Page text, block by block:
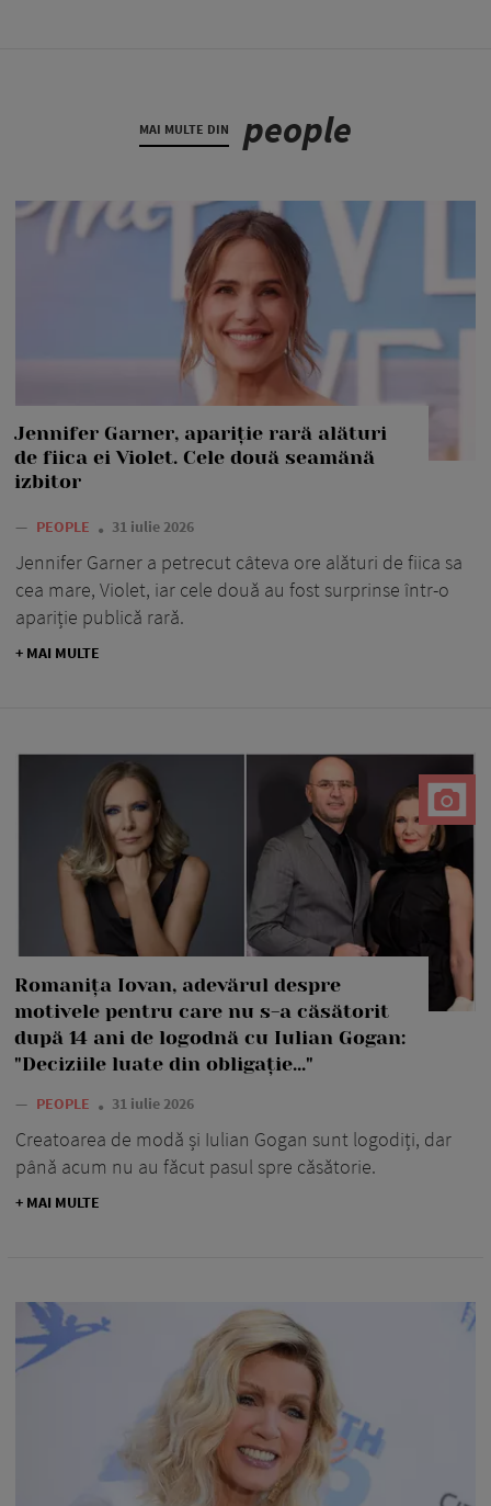
MAI MULTE DIN people
Jennifer Garner, apariție rară alături
de fiica ei Violet. Cele două seamănă
izbitor
— PEOPLE 31 iulie 2026
Jennifer Garner a petrecut câteva ore alături de fiica sa
cea mare, Violet, iar cele două au fost surprinse într-o
apariție publică rară.
+ MAI MULTE
Romanița Iovan, adevărul despre
motivele pentru care nu s-a căsătorit
după 14 ani de logodnă cu Iulian Gogan:
"Deciziile luate din obligație..."
— PEOPLE 31 iulie 2026
Creatoarea de modă și Iulian Gogan sunt logodiți, dar
până acum nu au făcut pasul spre căsătorie.
+ MAI MULTE